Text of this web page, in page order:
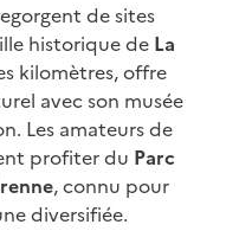
de sites
historique de La
kilomètres, offre
avec son musée
Les amateurs de
profiter du Parc
, connu pour
diversifiée.